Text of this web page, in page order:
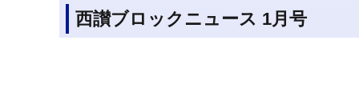
西讃ブロックニュース 1月号